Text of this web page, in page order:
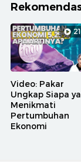
Video: Pakar
Ungkap Siapa
Menikmati
Pertumbuhan
Ekonomi